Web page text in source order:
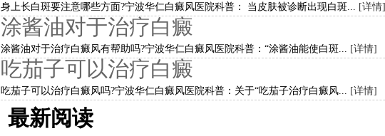
身上长白斑要注意哪些方面?宁波华仁白癜风医院科普： 当皮肤被诊断出现白斑... [详情]
涂酱油对于治疗白癜
涂酱油对于治疗白癜风有帮助吗?宁波华仁白癜风医院科普：“涂酱油能使白斑... [详情]
吃茄子可以治疗白癜
吃茄子可以治疗白癜风吗?宁波华仁白癜风医院科普：关于“吃茄子治疗白癜风... [详情]
最新阅读